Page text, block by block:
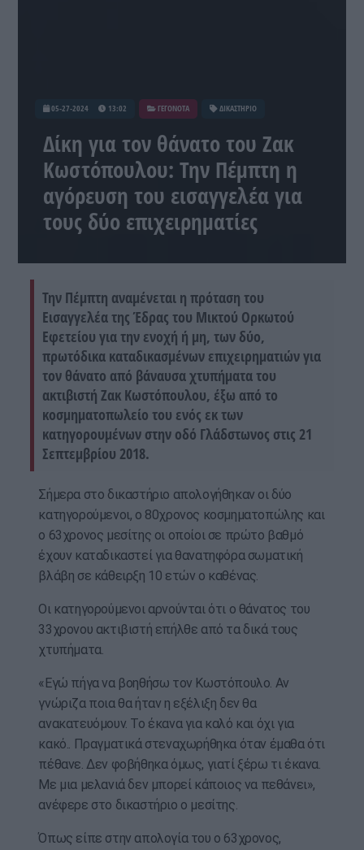
05-27-2024 13:02 ΓΕΓΟΝΟΤΑ ΔΙΚΑΣΤΗΡΙΟ
Δίκη για τον θάνατο του Ζακ
Κωστόπουλου: Την Πέμπτη η
αγόρευση του εισαγγελέα για
τους δύο επιχειρηματίες
Την Πέμπτη αναμένεται η πρόταση του
Εισαγγελέα της Έδρας του Μικτού Ορκωτού
Εφετείου για την ενοχή ή μη, των δύο,
πρωτόδικα καταδικασμένων επιχειρηματιών για
τον θάνατο από βάναυσα χτυπήματα του
ακτιβιστή Ζακ Κωστόπουλου, έξω από το
κοσμηματοπωλείο του ενός εκ των
κατηγορουμένων στην οδό Γλάδστωνος στις 21
Σεπτεμβρίου 2018.
Σήμερα στο δικαστήριο απολογήθηκαν οι δύο
κατηγορούμενοι, ο 80χρονος κοσμηματοπώλης και
ο 63χρονος μεσίτης οι οποίοι σε πρώτο βαθμό
έχουν καταδικαστεί για θανατηφόρα σωματική
βλάβη σε κάθειρξη 10 ετών ο καθένας.
Οι κατηγορούμενοι αρνούνται ότι ο θάνατος του
33χρονου ακτιβιστή επήλθε από τα δικά τους
χτυπήματα.
«Εγώ πήγα να βοηθήσω τον Κωστόπουλο. Αν
γνώριζα ποια θα ήταν η εξέλιξη δεν θα
ανακατευόμουν. Το έκανα για καλό και όχι για
κακό.. Πραγματικά στεναχωρήθηκα όταν έμαθα ότι
πέθανε. Δεν φοβήθηκα όμως, γιατί ξέρω τι έκανα.
Με μια μελανιά δεν μπορεί κάποιος να πεθάνει»,
ανέφερε στο δικαστήριο ο μεσίτης.
Όπως είπε στην απολογία του ο 63χρονος,